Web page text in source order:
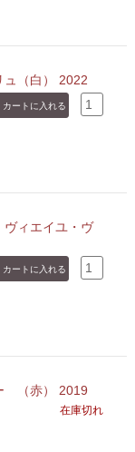
（白） 2022
ィエイユ・ヴ
（赤） 2019
在庫切れ